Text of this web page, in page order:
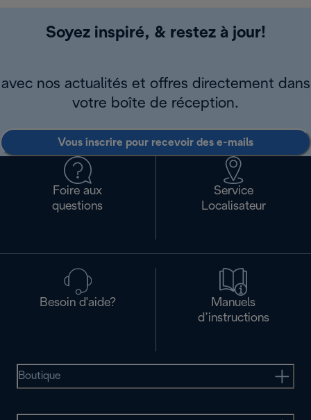
Soyez inspiré, & restez à jour!
avec nos actualités et offres directement dans
votre boîte de réception.
Vous inscrire pour recevoir des e-mails
Foire aux
questions
Service
Localisateur
Besoin d'aide?
Manuels
d’instructions
Boutique